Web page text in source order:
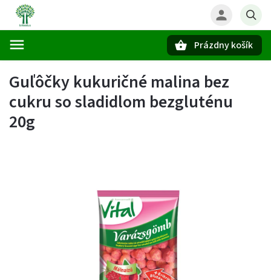
Prázdny košík
Guľôčky kukuričné malina bez
cukru so sladidlom bezgluténu
20g